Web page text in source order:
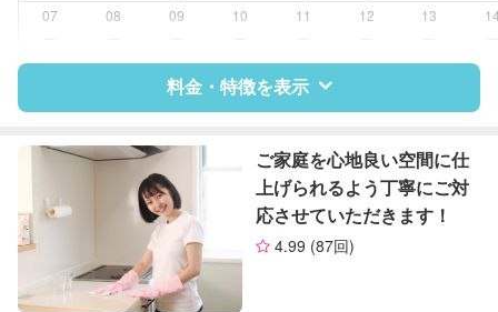
07
08 09 10 11 12 13
料金・特徴を表示
特徴 料金 レビュー
サポートの特徴
管理栄養士
栄養士
ご家庭を心地良い空間に仕
上げられるよう丁寧にご対
応させていただきます！
4.99 (87回)